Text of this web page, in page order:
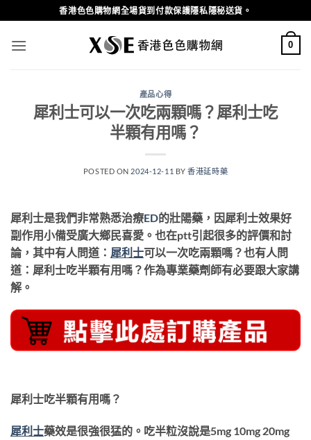
to
content
香港色色購物網全場貨到付款保護隱私隱秘送貨。
0
產品心得
犀利士可以一次吃兩顆嗎？犀利士吃
半顆有用嗎？
POSTED ON 2024-12-11 BY香港延時藥
犀利士是我們非常熟悉治療ED的壯陽藥，因犀利士效果好
副作用小備受廣大鄉民喜愛。也在ptt引起很多的評價和討
論，其中有人問道： 犀利士可以一次吃兩顆嗎？也有人問
道： 犀利士吃半顆有用嗎？作為專業藥劑師有必要跟大家講
解。
犀利士吃半顆有用嗎？
犀利士藥效是很強很猛的。吃半粒沒說是5mg 10mg 20mg